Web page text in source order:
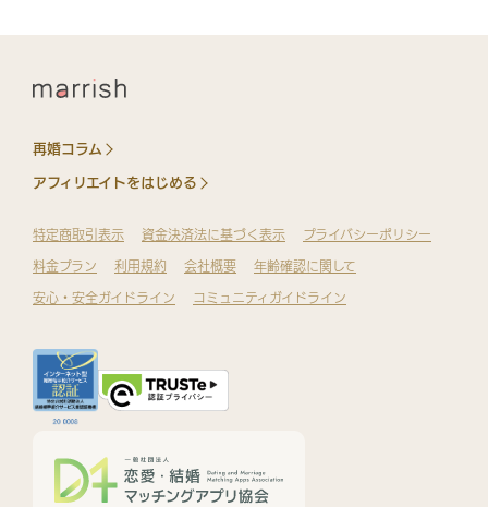
再婚コラム
アフィリエイトをはじめる
特定商取引表示 資金決済法に基づく表示 プライバシーポリシー
料金プラン 利用規約 会社概要 年齢確認に関して
安心・安全ガイドライン コミュニティガイドライン